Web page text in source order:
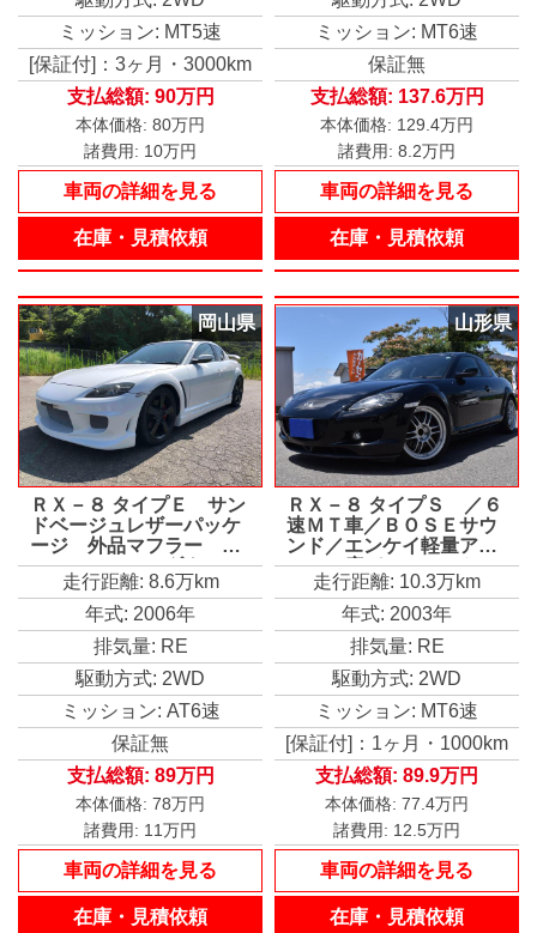
ミッション: MT5速
[保証付]：3ヶ月・3000km
支払総額: 90万円
本体価格: 80万円
諸費用: 10万円
車両の詳細を見る
在庫・見積依頼
ミッション: MT6速
保証無
支払総額: 137.6万円
本体価格: 129.4万円
諸費用: 8.2万円
車両の詳細を見る
在庫・見積依頼
岡山県
ＲＸ－８ タイプＥ サン
ドベージュレザーパッケ
ージ 外品マフラー フ
ルエアロ ローダウン
オートクルーズコントロ
ール ６ＡＴ ＨＩＤ
スマートキー アルミホ
イール 革シート パワ
ーシート 盗難防止シス
テム 衝突安全ボディ
ＡＢＳ ＥＳＣ ＣＤ
エアコン
走行距離: 8.6万km
年式: 2006年
排気量: RE
駆動方式: 2WD
ミッション: AT6速
保証無
支払総額: 89万円
本体価格: 78万円
諸費用: 11万円
車両の詳細を見る
在庫・見積依頼
山形県
ＲＸ－８ タイプＳ ／６
速ＭＴ車／ＢＯＳＥサウ
ンド／エンケイ軽量アル
ミ／Ｄ席パワーシート／
ＥＴＣ／保証付き
走行距離: 10.3万km
年式: 2003年
排気量: RE
駆動方式: 2WD
ミッション: MT6速
[保証付]：1ヶ月・1000km
支払総額: 89.9万円
本体価格: 77.4万円
諸費用: 12.5万円
車両の詳細を見る
在庫・見積依頼